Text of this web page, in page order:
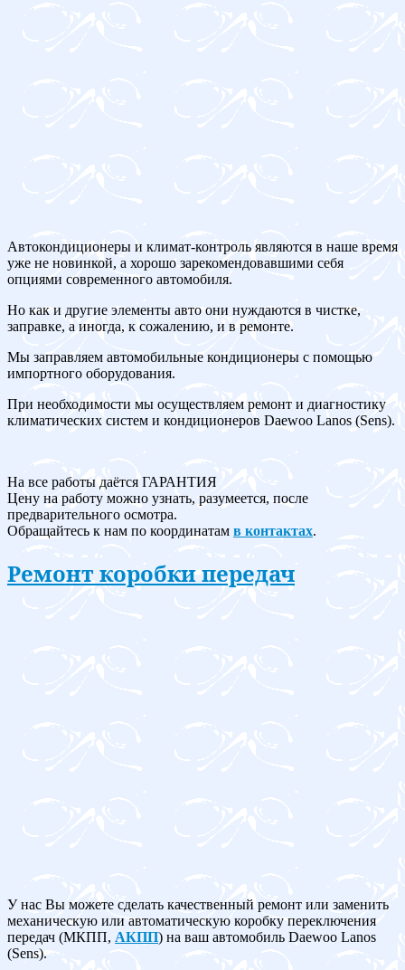
Автокондиционеры и климат-контроль являются в наше время
уже не новинкой, а хорошо зарекомендовавшими себя
опциями современного автомобиля.
Но как и другие элементы авто они нуждаются в чистке,
заправке, а иногда, к сожалению, и в ремонте.
Мы заправляем автомобильные кондиционеры с помощью
импортного оборудования.
При необходимости мы осуществляем ремонт и диагностику
климатических систем и кондиционеров Daewoo Lanos (Sens).
На все работы даётся ГАРАНТИЯ
Цену на работу можно узнать, разумеется, после
предварительного осмотра.
Обращайтесь к нам по координатам в контактах.
Ремонт коробки передач
У нас Вы можете сделать качественный ремонт или заменить
механическую или автоматическую коробку переключения
передач (МКПП, АКПП) на ваш автомобиль Daewoo Lanos
(Sens).